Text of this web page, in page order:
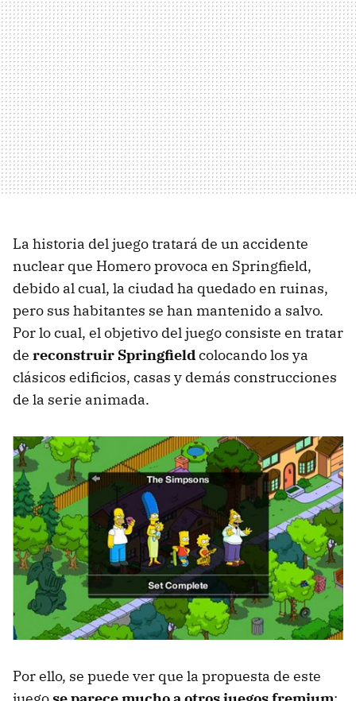
La historia del juego tratará de un accidente
nuclear que Homero provoca en Springfield,
debido al cual, la ciudad ha quedado en ruinas,
pero sus habitantes se han mantenido a salvo.
Por lo cual, el objetivo del juego consiste en tratar
de reconstruir Springfieldcolocando los ya
clásicos edificios, casas y demás construcciones
de la serie animada.
Por ello, se puede ver que la propuesta de este